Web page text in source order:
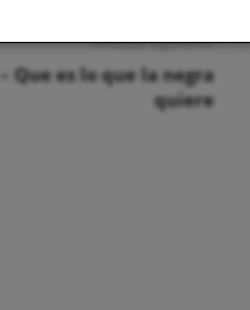
Artículo siguiente
Que es lo que la negra
quiere